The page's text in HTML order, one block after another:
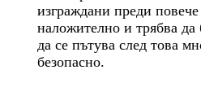
изграждани преди
наложително и трябва да
да се пътува след това
безопасно.